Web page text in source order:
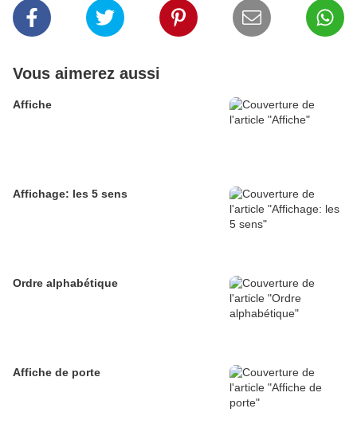
Vous aimerez aussi
Affiche
Affichage: les 5 sens
Ordre alphabétique
Affiche de porte